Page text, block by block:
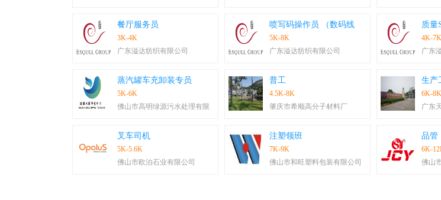
餐厅服务员
3K-4K
广东溢达纺织有限公司
喷写码操作员 （数码线
5K-8K
广东溢达纺织有限公司
质量
4K-7K
广东
蒸汽罐车充卸装专员
5K-6K
佛山市高明绿源污水处理有限
普工
4.5K-8K
肇庆市希顺高分子材料厂
生产
6K-8K
广东
叉车司机
5K-5.6K
佛山市欧泊石业有限公司
注塑领班
7K-9K
佛山市和旺塑料包装有限公司
品管
6K-
佛山